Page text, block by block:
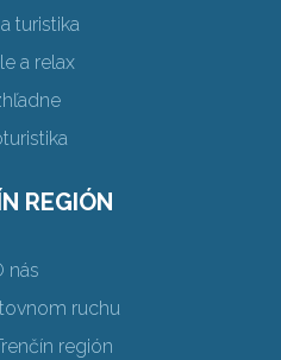
turistika
a relax
REGIÓN
nás
ruchu
región